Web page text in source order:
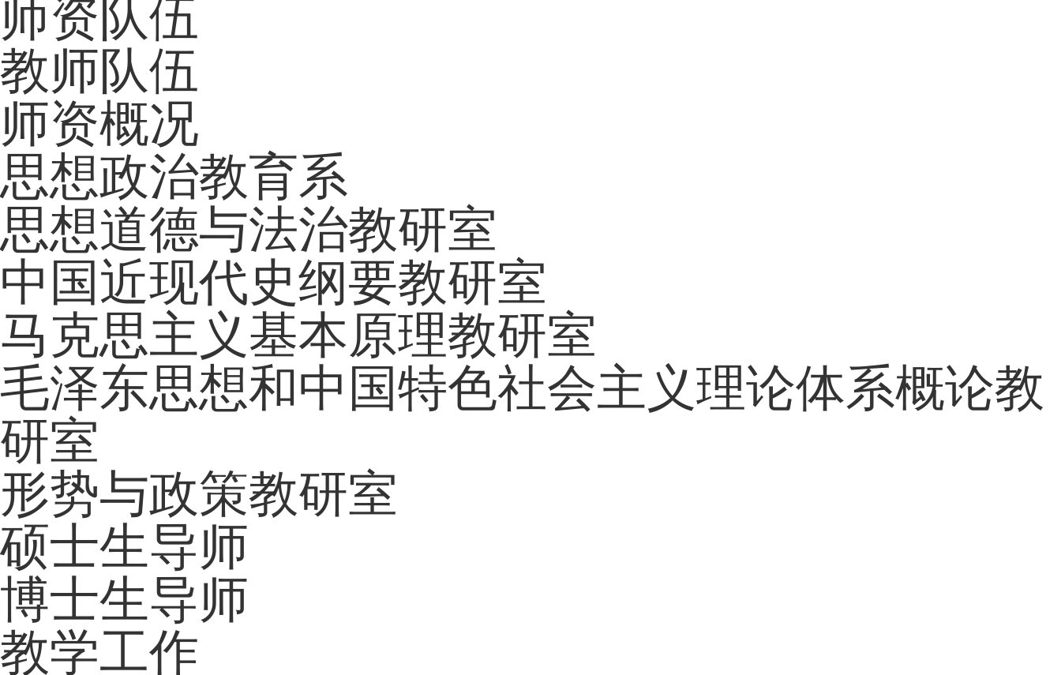
师资队伍
教师队伍
师资概况
思想政治教育系
思想道德与法治教研室
中国近现代史纲要教研室
马克思主义基本原理教研室
毛泽东思想和中国特色社会主义理论体系概论教
研室
形势与政策教研室
硕士生导师
博士生导师
教学工作